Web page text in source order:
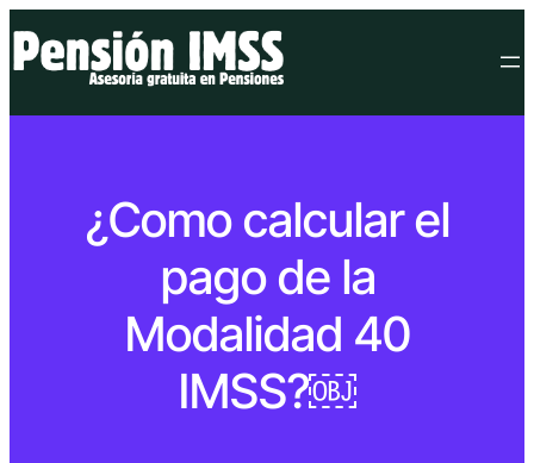
¿Como calcular el
pago de la
Modalidad 40
IMSS?￼